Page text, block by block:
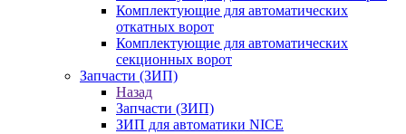
Комплектующие для автоматических
откатных ворот
Комплектующие для автоматических
секционных ворот
Запчасти (ЗИП)
Назад
Запчасти (ЗИП)
ЗИП для автоматики NICE